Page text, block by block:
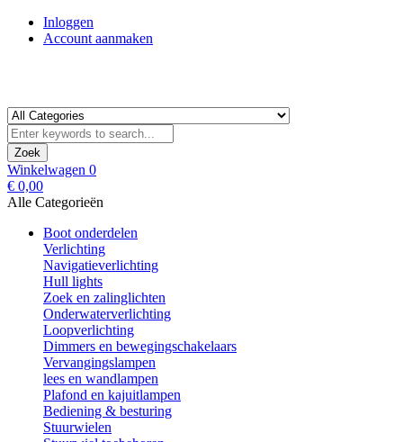
Inloggen
Account aanmaken
Zoek
Winkelwagen 0
€ 0,00
Alle Categorieën
Boot onderdelen
Verlichting
Navigatieverlichting
Hull lights
Zoek en zalinglichten
Onderwaterverlichting
Loopverlichting
Dimmers en bewegingschakelaars
Vervangingslampen
lees en wandlampen
Plafond en kajuitlampen
Bediening & besturing
Stuurwielen